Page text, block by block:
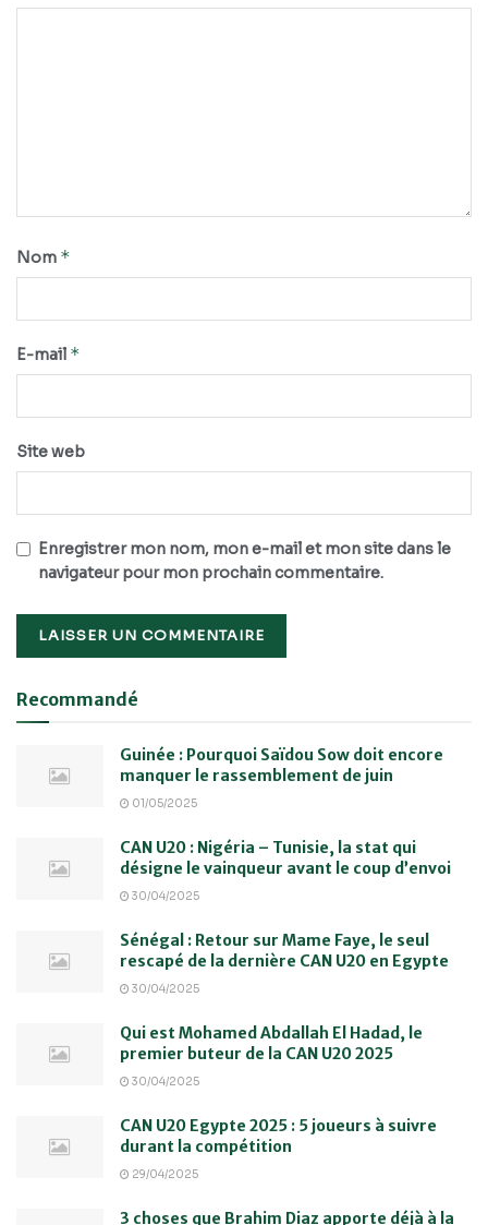
Nom *
E-mail *
Site web
Enregistrer mon nom, mon e-mail et mon site dans le
navigateur pour mon prochain commentaire.
Recommandé
Guinée : Pourquoi Saïdou Sow doit encore
manquer le rassemblement de juin
01/05/2025
CAN U20 : Nigéria – Tunisie, la stat qui
désigne le vainqueur avant le coup d’envoi
30/04/2025
Sénégal : Retour sur Mame Faye, le seul
rescapé de la dernière CAN U20 en Egypte
30/04/2025
Qui est Mohamed Abdallah El Hadad, le
premier buteur de la CAN U20 2025
30/04/2025
CAN U20 Egypte 2025 : 5 joueurs à suivre
durant la compétition
29/04/2025
3 choses que Brahim Diaz apporte déjà à la